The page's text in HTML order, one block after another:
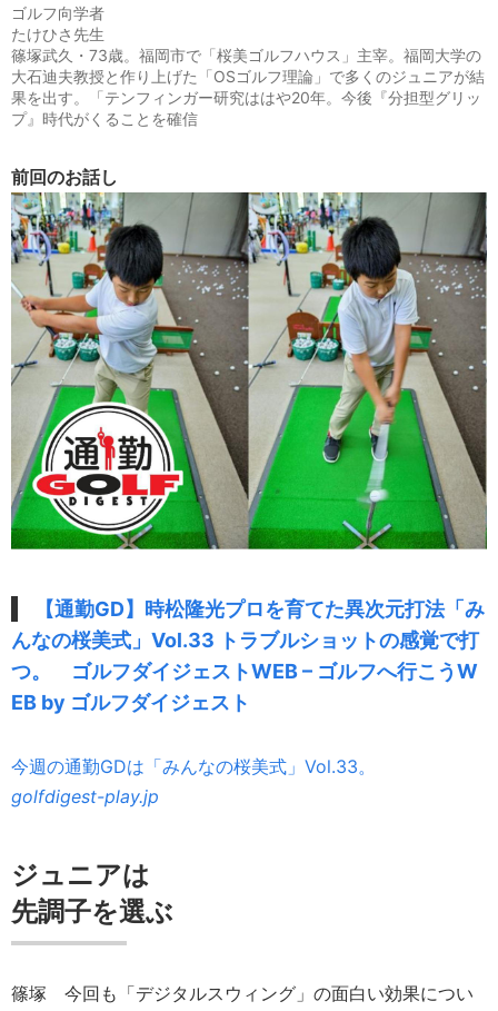
ゴルフ向学者
たけひさ先生
篠塚武久・73歳。福岡市で「桜美ゴルフハウス」主宰。福岡大学の
大石迪夫教授と作り上げた「OSゴルフ理論」で多くのジュニアが結
果を出す。「テンフィンガー研究ははや20年。今後『分担型グリッ
プ』時代がくることを確信
前回のお話し
【通勤GD】時松隆光プロを育てた異次元打法「み
んなの桜美式」Vol.33 トラブルショットの感覚で打
つ。 ゴルフダイジェストWEB – ゴルフへ行こうW
EB by ゴルフダイジェスト
今週の通勤GDは「みんなの桜美式」Vol.33。
golfdigest-play.jp
ジュニアは
先調子を選ぶ
篠塚 今回も「デジタルスウィング」の面白い効果につい